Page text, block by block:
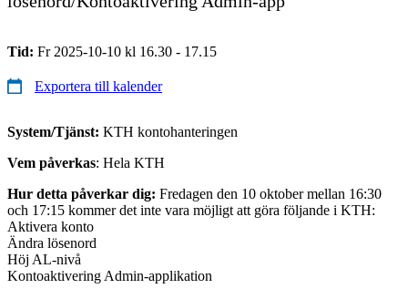
Tid: Fr 2025-10-10 kl 16.30 - 17.15
Exportera till kalender
System/Tjänst: KTH kontohanteringen
Vem påverkas: Hela KTH
Hur detta påverkar dig: Fredagen den 10 oktober mellan 16:30
och 17:15 kommer det inte vara möjligt att göra följande i KTH:
Aktivera konto
Ändra lösenord
Höj AL-nivå
Kontoaktivering Admin-applikation